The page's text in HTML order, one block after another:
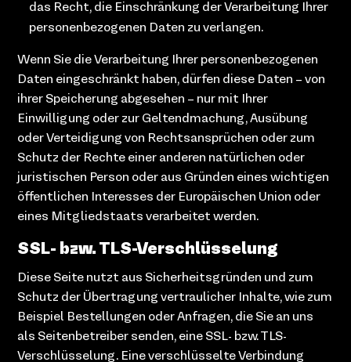
das Recht, die Einschränkung der Verarbeitung Ihrer
personenbezogenen Daten zu verlangen.
Wenn Sie die Verarbeitung Ihrer personenbezogenen
Daten eingeschränkt haben, dürfen diese Daten – von
ihrer Speicherung abgesehen – nur mit Ihrer
Einwilligung oder zur Geltendmachung, Ausübung
oder Verteidigung von Rechtsansprüchen oder zum
Schutz der Rechte einer anderen natürlichen oder
juristischen Person oder aus Gründen eines wichtigen
öffentlichen Interesses der Europäischen Union oder
eines Mitgliedstaats verarbeitet werden.
SSL- bzw. TLS-Verschlüsselung
Diese Seite nutzt aus Sicherheitsgründen und zum
Schutz der Übertragung vertraulicher Inhalte, wie zum
Beispiel Bestellungen oder Anfragen, die Sie an uns
als Seitenbetreiber senden, eine SSL- bzw. TLS-
Verschlüsselung. Eine verschlüsselte Verbindung